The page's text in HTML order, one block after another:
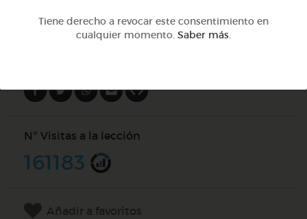
DOCS (4)
Nº Visitas a la lección
161183
Añadir a favoritos
Tiene derecho a revocar este consentimiento en
cualquier momento. Saber más.